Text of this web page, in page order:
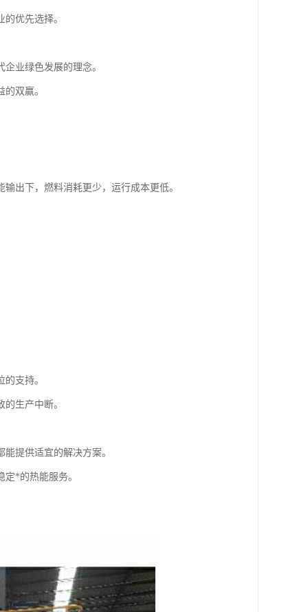
优先选择。
业绿色发展的理念。
双赢。
出下，燃料消耗更少，运行成本更低。
支持。
生产中断。
提供适宜的解决方案。
*的热能服务。